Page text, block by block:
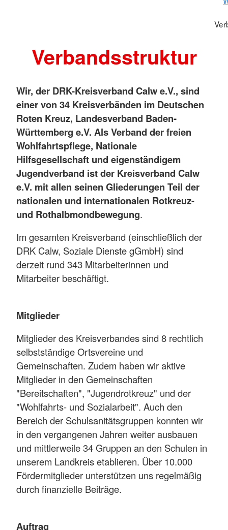
Verbandsstruktur
Wir, der DRK-Kreisverband Calw e.V., sind
einer von 34 Kreisverbänden im Deutschen
Roten Kreuz, Landesverband Baden-
Württemberg e.V. Als Verband der freien
Wohlfahrtspflege, Nationale
Hilfsgesellschaft und eigenständigem
Jugendverband ist der Kreisverband Calw
e.V. mit allen seinen Gliederungen Teil der
nationalen und internationalen Rotkreuz-
und Rothalbmondbewegung.
Im gesamten Kreisverband (einschließlich der
DRK Calw, Soziale Dienste gGmbH) sind
derzeit rund 343 Mitarbeiterinnen und
Mitarbeiter beschäftigt.
Mitglieder
Mitglieder des Kreisverbandes sind 8 rechtlich
selbstständige Ortsvereine und
Gemeinschaften. Zudem haben wir aktive
Mitglieder in den Gemeinschaften
"Bereitschaften", "Jugendrotkreuz" und der
"Wohlfahrts- und Sozialarbeit". Auch den
Bereich der Schulsanitätsgruppen konnten wir
in den vergangenen Jahren weiter ausbauen
und mittlerweile 34 Gruppen an den Schulen in
unserem Landkreis etablieren. Über 10.000
Fördermitglieder unterstützen uns regelmäßig
durch finanzielle Beiträge.
Auftrag